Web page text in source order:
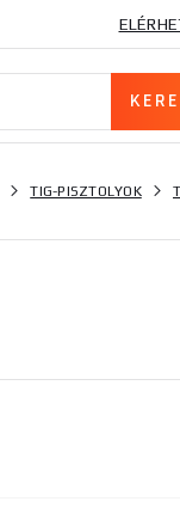
TIG-PISZTOLYOK